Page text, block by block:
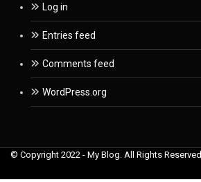
Log in
Entries feed
Comments feed
WordPress.org
© Copyright 2022 - My Blog. All Rights Reserved